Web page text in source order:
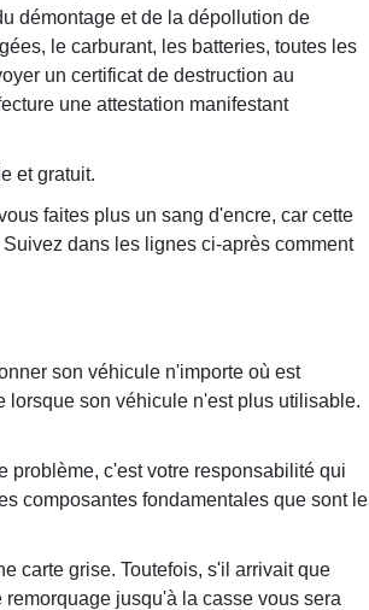
démontage et de la dépollution de
le carburant, les batteries, toutes les
un certificat de destruction au
une attestation manifestant
et gratuit.
faites plus un sang d'encre, car cette
dans les lignes ci-après comment
son véhicule n'importe où est
lorsque son véhicule n'est plus utilisable.
problème, c'est votre responsabilité qui
composantes fondamentales que sont le
carte grise. Toutefois, s'il arrivait que
jusqu'à la casse vous sera